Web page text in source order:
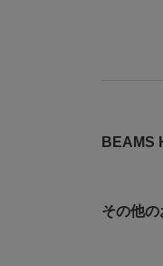
BEAMS
その他